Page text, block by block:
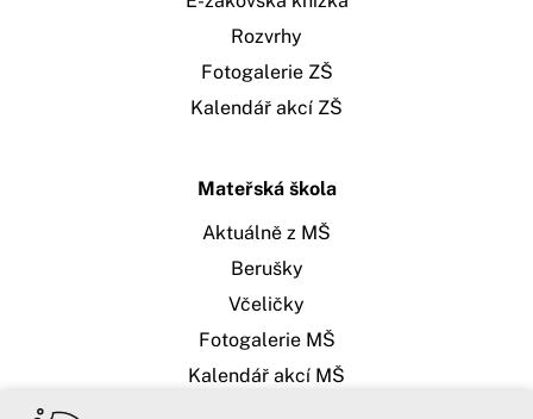
Rozvrhy
Fotogalerie ZŠ
Kalendář akcí ZŠ
Mateřská škola
Aktuálně z MŠ
Berušky
Včeličky
Fotogalerie MŠ
Kalendář akcí MŠ